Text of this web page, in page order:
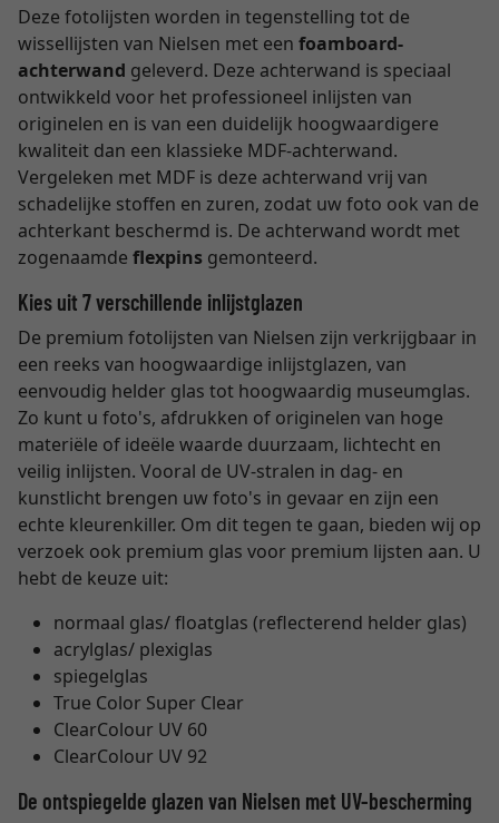
Deze fotolijsten worden in tegenstelling tot de
wissellijsten van Nielsen met een foamboard-
achterwand geleverd. Deze achterwand is speciaal
ontwikkeld voor het professioneel inlijsten van
originelen en is van een duidelijk hoogwaardigere
kwaliteit dan een klassieke MDF-achterwand.
Vergeleken met MDF is deze achterwand vrij van
schadelijke stoffen en zuren, zodat uw foto ook van de
achterkant beschermd is. De achterwand wordt met
zogenaamde flexpins gemonteerd.
Kies uit 7 verschillende inlijstglazen
De premium fotolijsten van Nielsen zijn verkrijgbaar in
een reeks van hoogwaardige inlijstglazen, van
eenvoudig helder glas tot hoogwaardig museumglas.
Zo kunt u foto's, afdrukken of originelen van hoge
materiële of ideële waarde duurzaam, lichtecht en
veilig inlijsten. Vooral de UV-stralen in dag- en
kunstlicht brengen uw foto's in gevaar en zijn een
echte kleurenkiller. Om dit tegen te gaan, bieden wij op
verzoek ook premium glas voor premium lijsten aan. U
hebt de keuze uit:
normaal glas/ floatglas (reflecterend helder glas)
acrylglas/ plexiglas
spiegelglas
True Color Super Clear
ClearColour UV 60
ClearColour UV 92
De ontspiegelde glazen van Nielsen met UV-bescherming